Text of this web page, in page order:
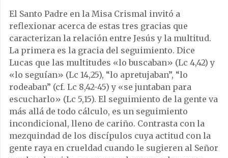
El Santo Padre en la Misa Crismal invitó a
reflexionar acerca de estas tres gracias que
caracterizan la relación entre Jesús y la multitud.
La primera es la gracia del seguimiento. Dice
Lucas que las multitudes «lo buscaban» (Lc 4,42) y
«lo seguían» (Lc 14,25), “lo apretujaban”, “lo
rodeaban” (cf. Lc 8,42-45) y «se juntaban para
escucharlo» (Lc 5,15). El seguimiento de la gente va
más allá de todo cálculo, es un seguimiento
incondicional, lleno de cariño. Contrasta con la
mezquindad de los discípulos cuya actitud con la
gente raya en crueldad cuando le sugieren al Señor